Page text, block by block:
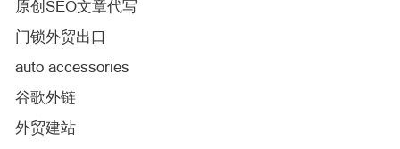
原创SEO文章代写
门锁外贸出口
auto accessories
谷歌外链
外贸建站